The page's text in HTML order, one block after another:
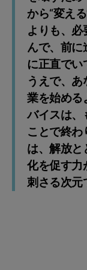
から“変え
よりも、
んで、前
に正直で
うえで、
業を始める
バイスは、
ことで終
は、解放
化を促す力
刺さる次元